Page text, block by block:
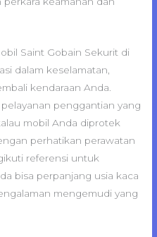
Saint Gobain Sekurit di
dalam keselamatan,
kendaraan Anda.
penggantian yang
mobil Anda diprotek
perhatikan perawatan
referensi untuk
bisa perpanjang usia kaca
mengemudi yang